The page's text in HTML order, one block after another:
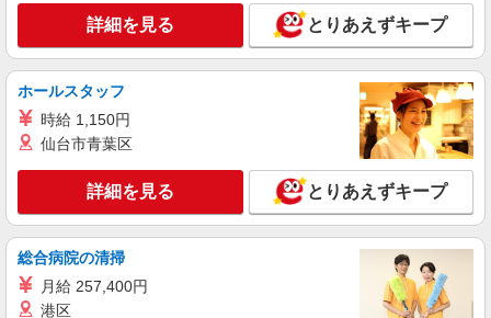
株式会社テクノ・サービス/お仕事No/0864608
組立・検査業務など
時給1400円 月収例：208600円以上（残業・休
日出勤手当て等が含まれています） 交通費全額支
愛知県岡崎市 ＊車・バイク通勤OK
詳細を見る
株式会社グロップ 名古屋オフィス
電子部品のパーツ組み上げや配線処理／日勤／
空調完備
詳細を見る とりあえずキープ
ホールスタッフ
時給 1,150円
仙台市青葉区
詳細を見る とりあえずキープ
総合病院の清掃
月給 257,400円
港区